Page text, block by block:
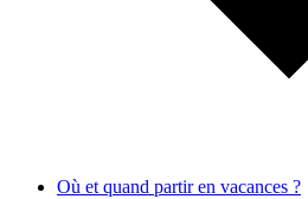
Où et quand partir en vacances ?